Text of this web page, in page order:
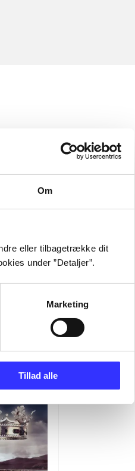
Om
eller tilbagetrække dit
under ”Detaljer”.
Marketing
Tillad alle